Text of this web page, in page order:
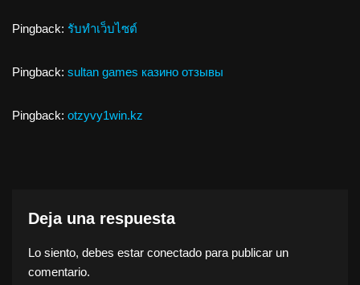
Pingback: รับทำเว็บไซต์
Pingback: sultan games казино отзывы
Pingback: otzyvy1win.kz
Deja una respuesta
Lo siento, debes estar conectado para publicar un
comentario.